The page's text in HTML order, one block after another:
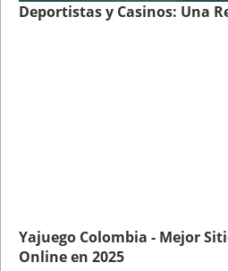
Deportistas y Casinos: Una
Yajuego Colombia - Mejor
Online en 2025